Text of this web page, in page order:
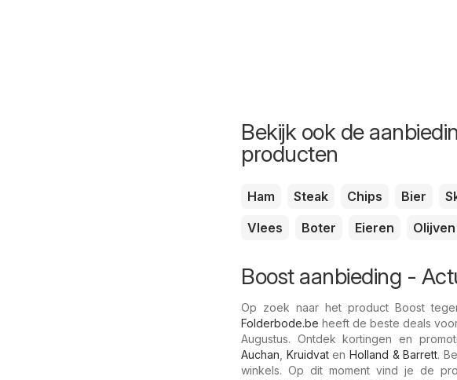
Bekijk ook de
producten
Ham Steak Chips Bier
Vlees
Boter Eieren Olijven
Boost aanbieding -
Op zoek naar het product Boost
Folderbode.be heeft de beste deals
Augustus. Ontdek kortingen en
Auchan Kruidvaten Holland & Barrett.
winkels. Op dit moment vind je de